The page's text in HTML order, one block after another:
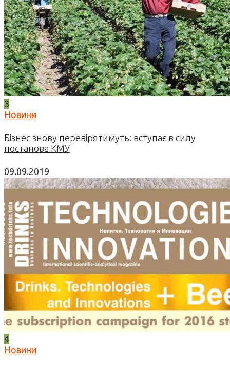
3
Новини
Бізнес знову перевірятимуть: вступає в силу
постанова КМУ
09.09.2019
4
Новини